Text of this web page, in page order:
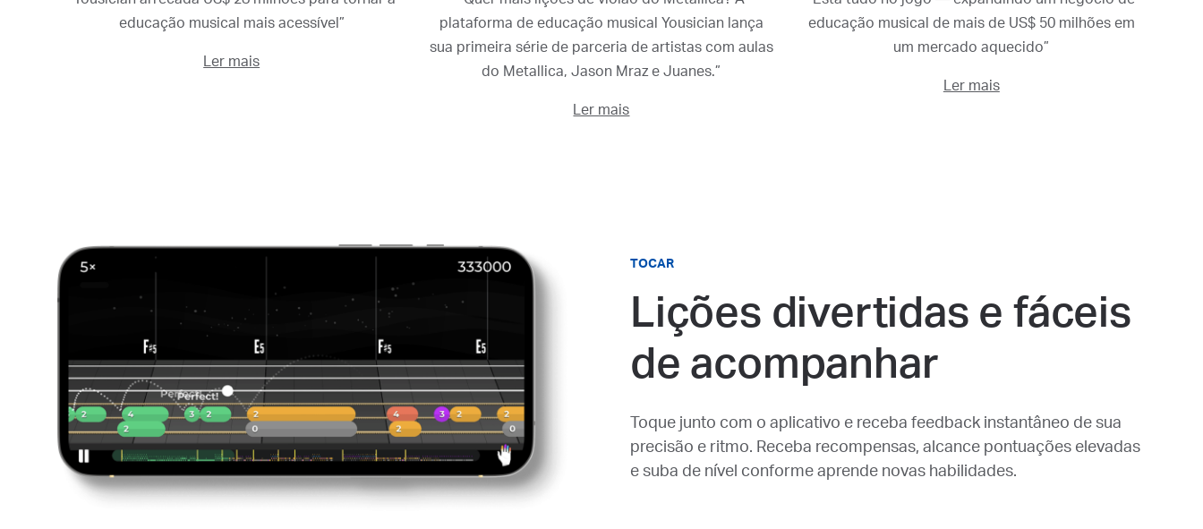
educação musical mais acessível”
Ler mais
plataforma de educação musical Yousician lança
sua primeira série de parceria de artistas com aulas
do Metallica, Jason Mraz e Juanes.”
Ler mais
educação musical de mais de US$ 50 milhões em
um mercado aquecido”
Ler mais
TOCAR
Lições divertidas e fáceis
de acompanhar
Toque junto com o aplicativo e receba feedback instantâneo de sua
precisão e ritmo. Receba recompensas, alcance pontuações elevadas
e suba de nível conforme aprende novas habilidades.